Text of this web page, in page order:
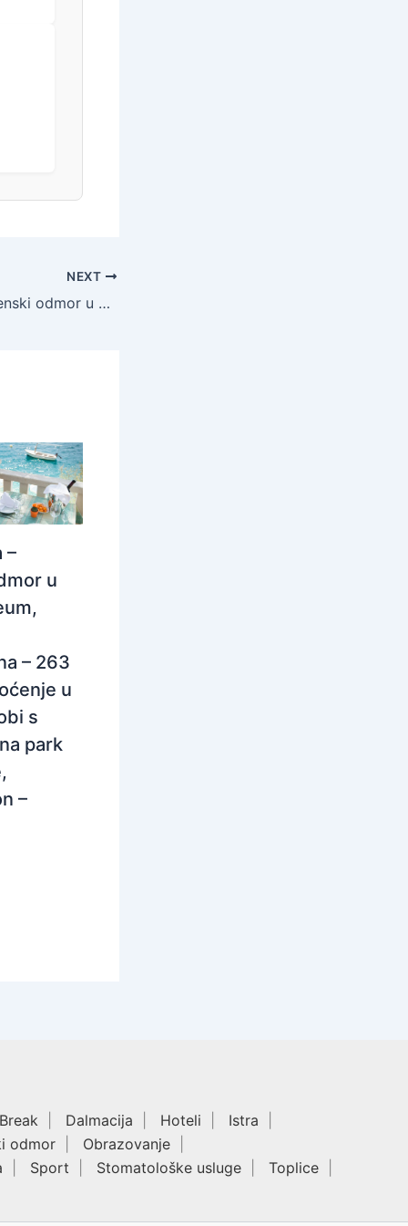
NEXT
Hotel Nova – Jesenski odmor u Neumu, Neum, Bosna i Hercegovina – 212 EUR – 2x noćenje u Superior sobi s pogledom na park za 2 osobe, Polupansion – Akcija
–
u
– 263
u
s
park
–
Dalmacija Hoteli
Istra
odmor
Obrazovanje
Sport Stomatološke usluge Toplice